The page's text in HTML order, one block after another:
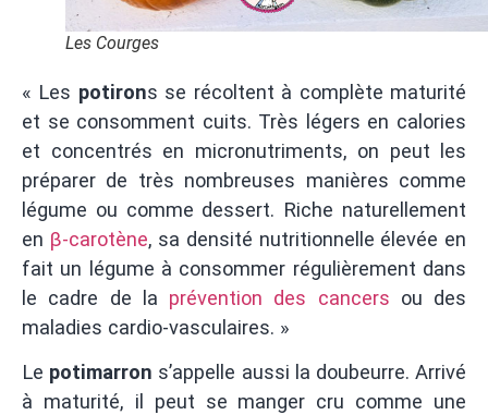
Les Courges
« Les potirons se récoltent à complète maturité
et se consomment cuits. Très légers en calories
et concentrés en micronutriments, on peut les
préparer de très nombreuses manières comme
légume ou comme dessert. Riche naturellement
en β-carotène, sa densité nutritionnelle élevée en
fait un légume à consommer régulièrement dans
le cadre de la prévention des cancers ou des
maladies cardio-vasculaires. »
Le potimarron s’appelle aussi la doubeurre. Arrivé
à maturité, il peut se manger cru comme une